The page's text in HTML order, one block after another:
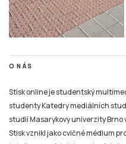
O NÁS
Stisk online je studentský
studenty Katedry mediálních
studií Masarykovy univerzity
Stisk vznikl jako cvičné médium